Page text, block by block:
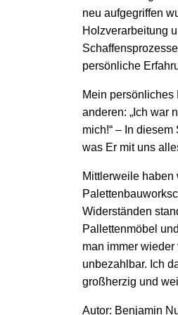
neu aufgegriffen
Holzverarbeitung
persönliche
Mein
anderen: „Ich war
mich!“ – In
was Er mit uns
Mittlerweile
Widerständen
Pallettenmöbel
man immer
unbezahlbar. Ich
großherzig und
Autor: Benjamin